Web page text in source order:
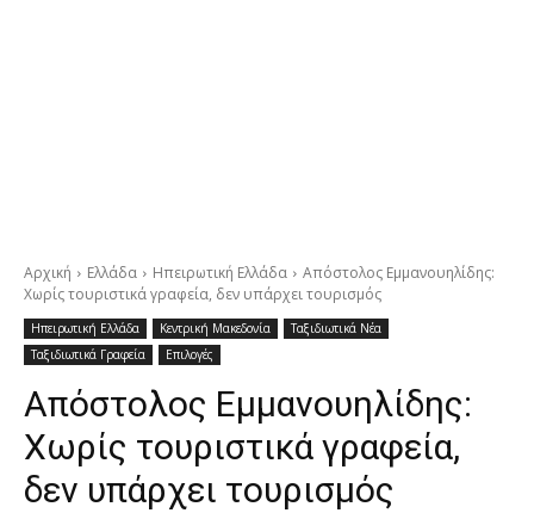
Αρχική Ελλάδα Ηπειρωτική Ελλάδα
Απόστολος Εμμανουηλίδης:
Χωρίς τουριστικά γραφεία, δεν υπάρχει τουρισμός
Ηπειρωτική Ελλάδα Κεντρική Μακεδονία
Ταξιδιωτικά Νέα
Ταξιδιωτικά Γραφεία
Επιλογές
Απόστολος Εμμανουηλίδης:
Χωρίς τουριστικά γραφεία,
δεν υπάρχει τουρισμός